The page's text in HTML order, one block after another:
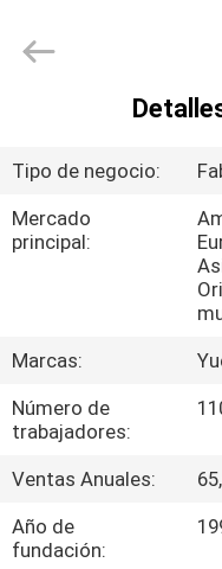
PRODUCTOS
VISITA
A
LA
FÁBRICA
Rights
Reserved.
Tipo de negocio:
Mercado
principal:
Marcas:
Número de
trabajadores:
Ventas Anuales:
Año de
fundación: